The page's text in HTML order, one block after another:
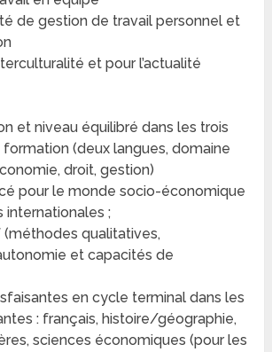
de gestion de travail personnel et
et pour l’actualité
et niveau équilibré dans les trois
(deux langues, domaine
: économie, droit, gestion)
pour le monde socio-économique
internationales ;
qualitatives,
et capacités de
en cycle terminal dans les
: français, histoire/géographie,
sciences économiques (pour les